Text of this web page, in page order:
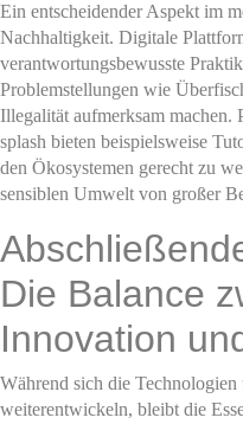
Ein entscheidender Aspekt im
Nachhaltigkeit. Digitale
verantwortungsbewusste
Problemstellungen wie
Illegalität aufmerksam machen.
splash bieten beispielsweise
den Ökosystemen gerecht zu
sensiblen Umwelt von großer
Die Balance
Innovation
Während sich die Technologien
weiterentwickeln, bleibt die